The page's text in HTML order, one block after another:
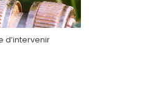
d’intervenir